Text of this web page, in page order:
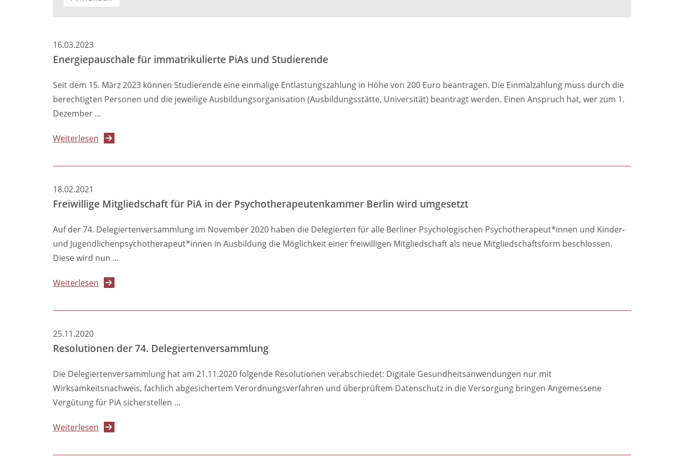
16.03.2023
Energiepauschale für immatrikulierte PiAs und Studierende
Seit dem 15. März 2023 können Studierende eine einmalige Entlastungszahlung in Höhe von 200 Euro beantragen. Die Einmalzahlung muss durch die
berechtigten Personen und die jeweilige Ausbildungsorganisation (Ausbildungsstätte, Universität) beantragt werden. Einen Anspruch hat, wer zum 1.
Dezember …
Weiterlesen über
für
und
18.02.2021
Freiwillige Mitgliedschaft für PiA in der Psychotherapeutenkammer Berlin wird umgesetzt
Auf der 74. Delegiertenversammlung im November 2020 haben die Delegierten für alle Berliner Psychologischen Psychotherapeut*innen und Kinder-
und Jugendlichenpsychotherapeut*innen in Ausbildung die Möglichkeit einer freiwilligen Mitgliedschaft als neue Mitgliedschaftsform beschlossen.
Diese wird nun …
Weiterlesen über
Mitgliedschaft
in
Psychotherapeutenkammer
umgesetzt
25.11.2020
Resolutionen der 74. Delegiertenversammlung
Die Delegiertenversammlung hat am 21.11.2020 folgende Resolutionen verabschiedet: Digitale Gesundheitsanwendungen nur mit
Wirksamkeitsnachweis, fachlich abgesichertem Verordnungsverfahren und überprüftem Datenschutz in die Versorgung bringen Angemessene
Vergütung für PiA sicherstellen …
Weiterlesen über
der